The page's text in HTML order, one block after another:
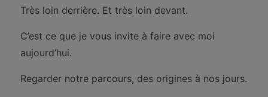
Très loin derrière. Et très loin devant.
C’est ce que je vous invite à faire avec moi
aujourd’hui.
Regarder notre parcours, des origines à nos jours.